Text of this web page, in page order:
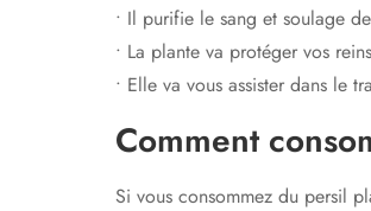
• Il purifie le sang et soulage
• La plante va protéger vos
• Elle va vous assister dans le
Comment
Si vous consommez du persil